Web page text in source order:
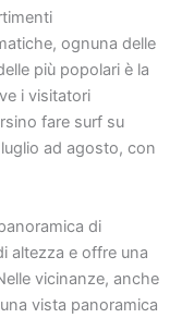
ognuna delle
più popolari è la
i visitatori
fare surf su
ad agosto, con
di
altezza e offre una
vicinanze, anche
vista panoramica